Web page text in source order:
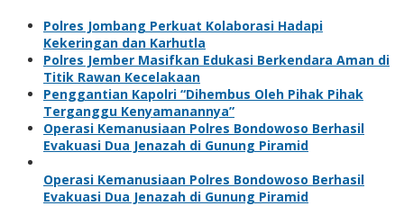
Polres Jombang Perkuat Kolaborasi Hadapi
Kekeringan dan Karhutla
Polres Jember Masifkan Edukasi Berkendara Aman di
Titik Rawan Kecelakaan
Penggantian Kapolri “Dihembus Oleh Pihak Pihak
Terganggu Kenyamanannya”
Operasi Kemanusiaan Polres Bondowoso Berhasil
Evakuasi Dua Jenazah di Gunung Piramid
Operasi Kemanusiaan Polres Bondowoso Berhasil
Evakuasi Dua Jenazah di Gunung Piramid